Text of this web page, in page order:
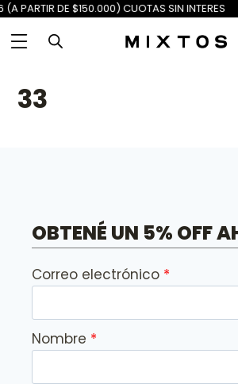
$100.000) 6 (A
33
OBTENÉ UN 5% OFF
Correo electrónico
Nombre